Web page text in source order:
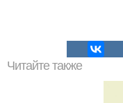
Читайте также